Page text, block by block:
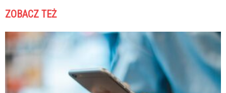
ZOBACZ TEŻ